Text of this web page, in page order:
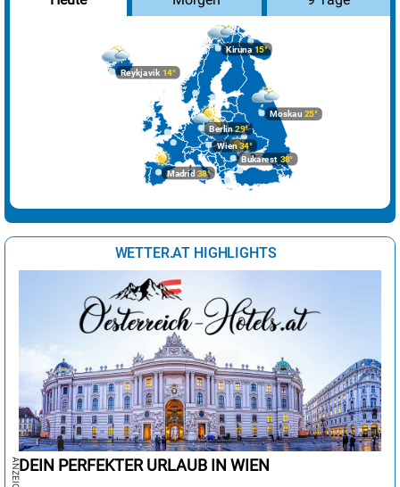
Wien34°
Berlin29°
Reykjavik 14°
Madrid 38°
Kiruna 15°
Moskau 25°
Bukarest38°
WETTER.AT HIGHLIGHTS
DEIN PERFEKTER URLAUB IN WIEN